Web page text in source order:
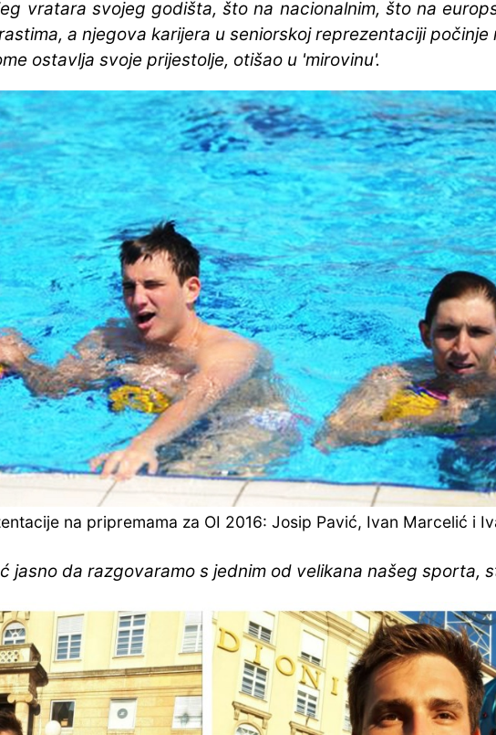
vratara svojeg godišta, što na nacionalnim, što na
a njegova karijera u seniorskoj reprezentaciji
ostavlja svoje prijestolje, otišao u 'mirovinu'.
na pripremama za OI 2016: Josip Pavić, Ivan Marcelić i
jasno da razgovaramo s jednim od velikana našeg sporta,